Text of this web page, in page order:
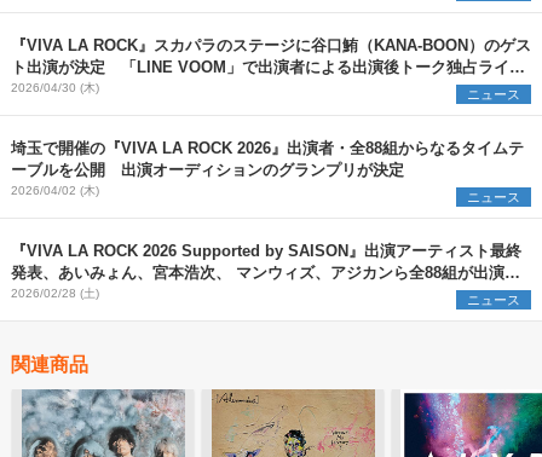
『VIVA LA ROCK』スカパラのステージに⾕⼝鮪（KANA-BOON）のゲス
ト出演が決定 「LINE VOOM」で出演者による出演後トーク独占ライブ
配信を実施
2026/04/30 (木) ニュース
埼玉で開催の『VIVA LA ROCK 2026』出演者・全88組からなるタイムテ
ーブルを公開 出演オーディションのグランプリが決定
2026/04/02 (木) ニュース
『VIVA LA ROCK 2026 Supported by SAISON』出演アーティスト最終
発表、あいみょん、宮本浩次、 マンウィズ、アジカンら全88組が出演日
とともに発表
2026/02/28 (土) ニュース
関連商品